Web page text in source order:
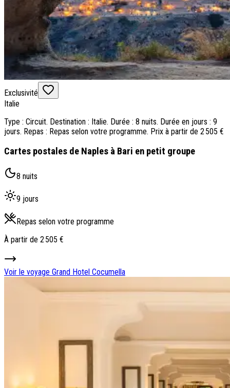
Exclusivité
Italie
Type : Circuit. Destination : Italie. Durée : 8 nuits. Durée en jours : 9
jours. Repas : Repas selon votre programme. Prix à partir de 2 505 €
Cartes postales de Naples à Bari en petit groupe
8 nuits
9 jours
Repas selon votre programme
À partir de 2 505 €
Voir le voyage Grand Hotel Cocumella